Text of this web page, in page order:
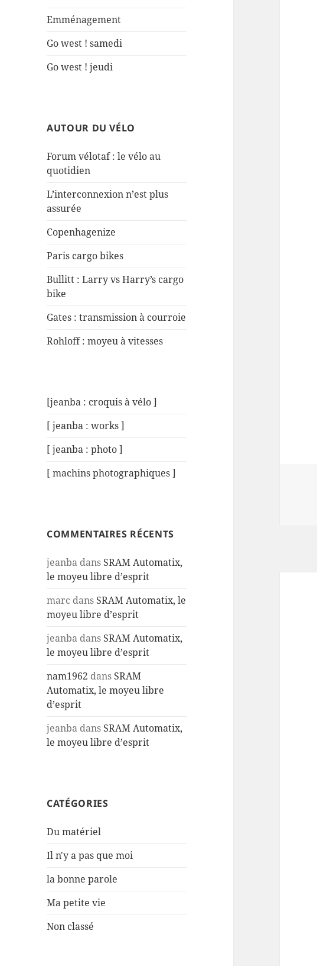
Emménagement
Go west ! samedi
Go west ! jeudi
AUTOUR DU VÉLO
Forum vélotaf : le vélo au
quotidien
L’interconnexion n’est plus
assurée
Copenhagenize
Paris cargo bikes
Bullitt : Larry vs Harry’s cargo
bike
Gates : transmission à courroie
Rohloff : moyeu à vitesses
[jeanba : croquis à vélo ]
[ jeanba : works ]
[ jeanba : photo ]
[ machins photographiques ]
COMMENTAIRES RÉCENTS
jeanba dans SRAM Automatix,
le moyeu libre d’esprit
marc dans SRAM Automatix, le
moyeu libre d’esprit
jeanba dans SRAM Automatix,
le moyeu libre d’esprit
nam1962 dans SRAM
Automatix, le moyeu libre
d’esprit
jeanba dans SRAM Automatix,
le moyeu libre d’esprit
CATÉGORIES
Du matériel
Il n'y a pas que moi
la bonne parole
Ma petite vie
Non classé